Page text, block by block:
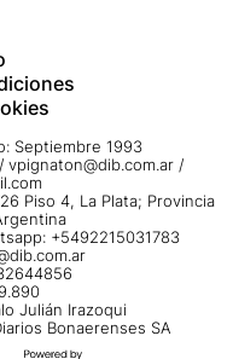
Septiembre 1993
/ vpignaton@dib.com.ar /
Piso 4, La Plata; Provincia
+5492215031783
Julián Irazoqui
Bonaerenses SA